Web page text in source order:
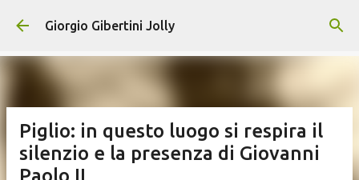
Passa ai contenuti principali
Giorgio Gibertini Jolly
Piglio: in questo luogo si respira il
silenzio e la presenza di Giovanni
Paolo II